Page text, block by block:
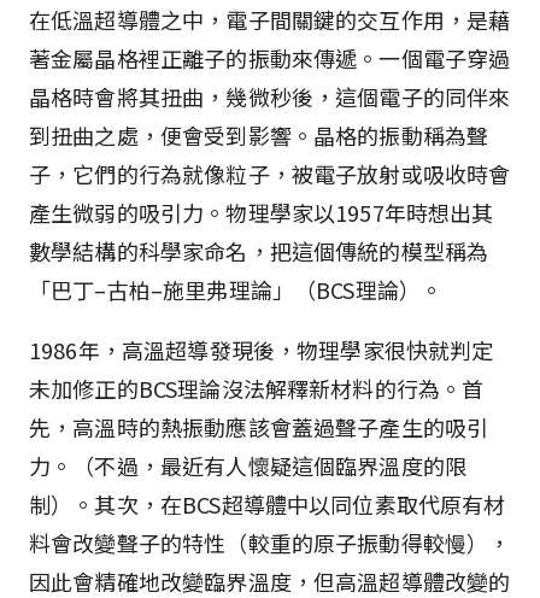
在低溫超導體之中，電子間關鍵的交互作用，是藉
著金屬晶格裡正離子的振動來傳遞。一個電子穿過
晶格時會將其扭曲，幾微秒後，這個電子的同伴來
到扭曲之處，便會受到影響。晶格的振動稱為聲
子，它們的行為就像粒子，被電子放射或吸收時會
產生微弱的吸引力。物理學家以1957年時想出其
數學結構的科學家命名，把這個傳統的模型稱為
「巴丁–古柏–施里弗理論」（BCS理論）。
1986年，高溫超導發現後，物理學家很快就判定
未加修正的BCS理論沒法解釋新材料的行為。首
先，高溫時的熱振動應該會蓋過聲子產生的吸引
力。（不過，最近有人懷疑這個臨界溫度的限
制）。其次，在BCS超導體中以同位素取代原有材
料會改變聲子的特性（較重的原子振動得較慢），
因此會精確地改變臨界溫度，但高溫超導體改變的